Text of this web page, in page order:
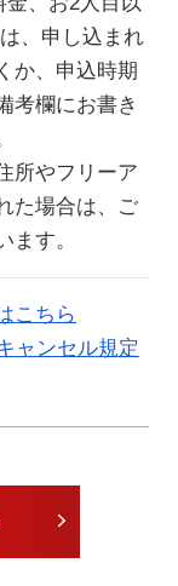
、申し込まれ
か、申込時期
考欄にお書き
所やフリーア
た場合は、ご
す。
こちら
ャンセル規定